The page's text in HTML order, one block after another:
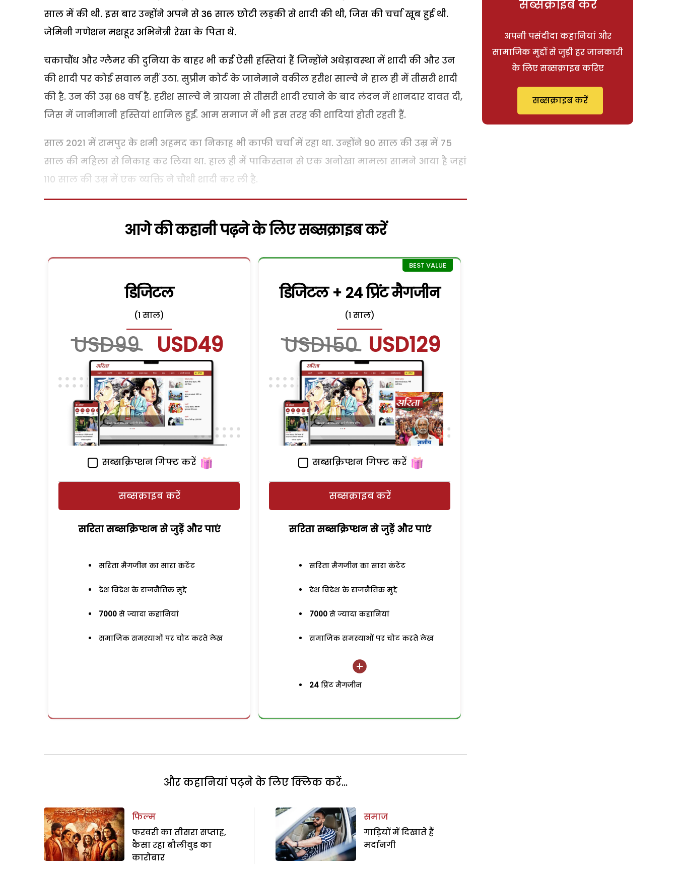
साल में की थी. इस बार उन्होंने अपने से 36 साल छोटी लड़की से शादी की थी, जिस की चर्चा खूब हुई थी.
जेमिनी गणेशन मशहूर अभिनेत्री रेखा के पिता थे.
चकाचौंध और ग्लैमर की दुनिया के बाहर भी कई ऐसी हस्तियां हैं जिन्होंने अधेड़ावस्था में शादी की और उन
की शादी पर कोई सवाल नहीं उठा. सुप्रीम कोर्ट के जानेमाने वकील हरीश साल्वे ने हाल ही में तीसरी शादी
की है. उन की उम्र 68 वर्ष है. हरीश साल्वे ने त्रायना से तीसरी शादी रचाने के बाद लंदन में शानदार दावत दी,
जिस में जानीमानी हस्तियां शामिल हुईं. आम समाज में भी इस तरह की शादियां होती रहती हैं.
साल 2021 में रामपुर के शमी अहमद का निकाह भी काफी चर्चा में रहा था. उन्होंने 90 साल की उम्र में 75
साल की महिला से निकाह कर लिया था. हाल ही में पाकिस्तान से एक अनोखा मामला सामने आया है जहां
110 साल की उम्र में एक व्यक्ति ने चौथी शादी कर ली है.
आगे की कहानी पढ़ने के लिए सब्सक्राइब करें
डिजिटल
(1 साल)
USD99 USD49
सब्सक्रिप्शन गिफ्ट करें
सब्सक्राइब करें
सरिता सब्सक्रिप्शन से जुड़ेें और पाएं
सरिता मैगजीन का सारा कंटेंट
देश विदेश के राजनैतिक मुद्दे
7000 से ज्यादा कहानियां
समाजिक समस्याओं पर चोट करते लेख
डिजिटल + 24 प्रिंट मैगजीन
(1 साल)
USD150 USD129
सब्सक्रिप्शन गिफ्ट करें
सब्सक्राइब करें
सरिता सब्सक्रिप्शन से जुड़ेें और पाएं
सरिता मैगजीन का सारा कंटेंट
देश विदेश के राजनैतिक मुद्दे
7000 से ज्यादा कहानियां
समाजिक समस्याओं पर चोट करते लेख
24 प्रिंट मैगजीन
और कहानियां पढ़ने के लिए क्लिक करें...
फिल्म
फरवरी का तीसरा सप्ताह,
कैसा रहा बौलीवुड का
कारोबार
समाज
गाड़ियों में दिखाते हैं
मर्दानगी
सब्सक्राइब करें
अपनी पसंदीदा कहानियां और
सामाजिक मुद्दों से जुड़ी हर जानकारी
के लिए सब्सक्राइब करिए
सब्सक्राइब करें